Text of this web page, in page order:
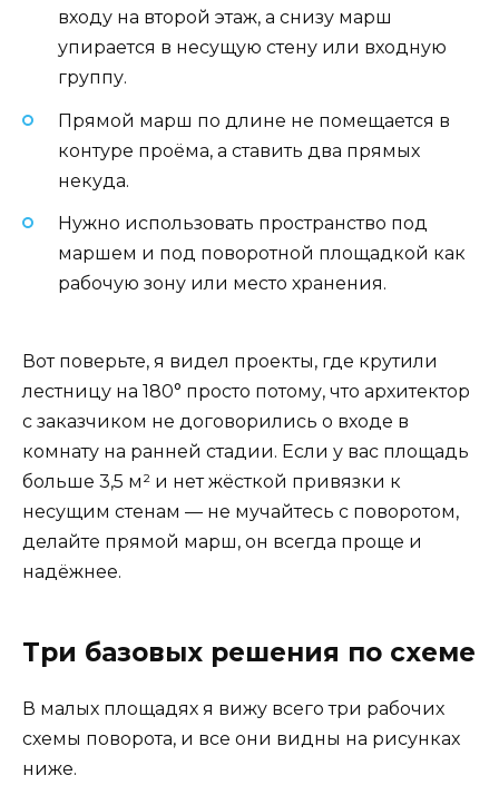
входу на второй этаж, а снизу марш
упирается в несущую стену или входную
группу.
Прямой марш по длине не помещается в
контуре проёма, а ставить два прямых
некуда.
Нужно использовать пространство под
маршем и под поворотной площадкой как
рабочую зону или место хранения.
Вот поверьте, я видел проекты, где крутили
лестницу на 180° просто потому, что архитектор
с заказчиком не договорились о входе в
комнату на ранней стадии. Если у вас площадь
больше 3,5 м² и нет жёсткой привязки к
несущим стенам — не мучайтесь с поворотом,
делайте прямой марш, он всегда проще и
надёжнее.
Три базовых решения по схеме
В малых площадях я вижу всего три рабочих
схемы поворота, и все они видны на рисунках
ниже.